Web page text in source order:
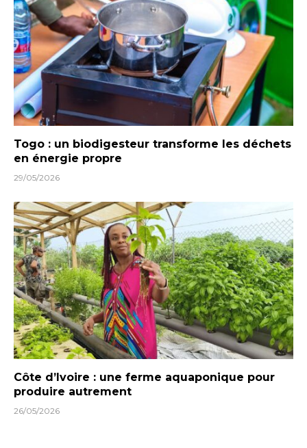
Togo : un biodigesteur transforme les déchets
en énergie propre
29/05/2026
Côte d’Ivoire : une ferme aquaponique pour
produire autrement
26/05/2026